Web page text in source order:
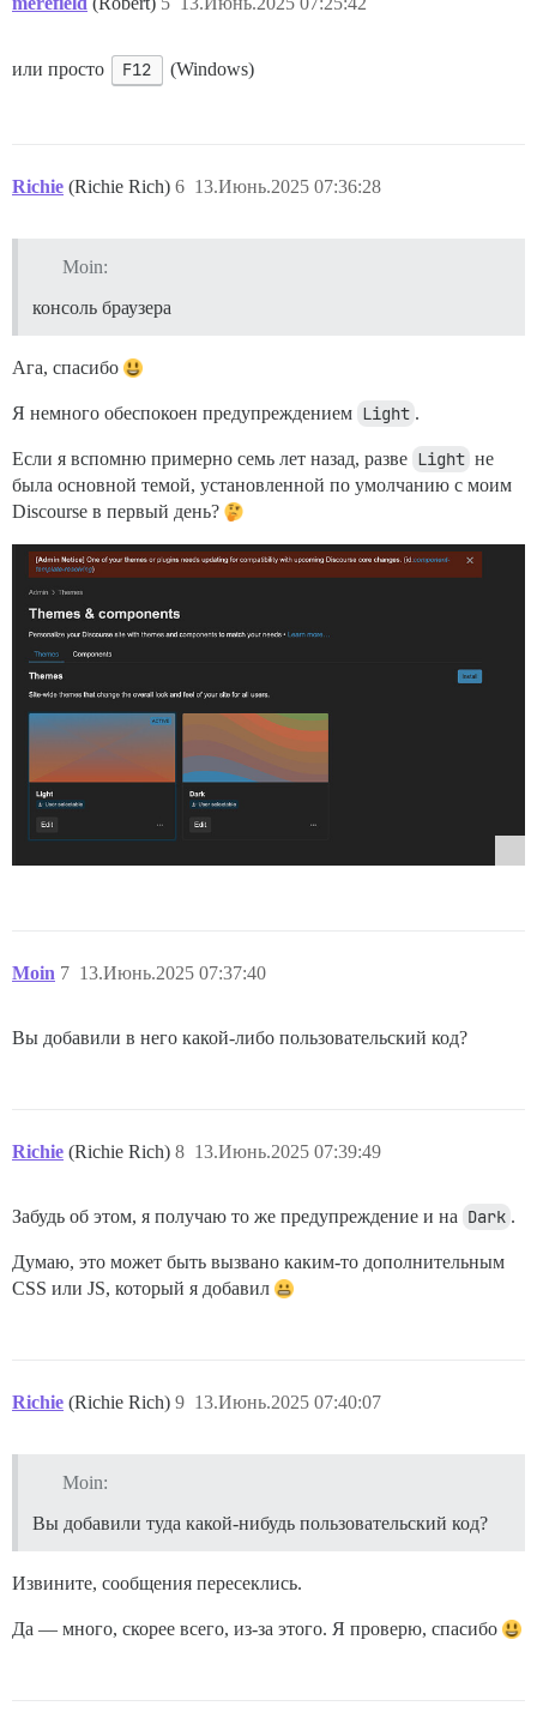
или просто F12 (Windows)
Richie (Richie Rich) 13.Июнь.2025 07:36:28
6
Moin:
консоль браузера
Ага, спасибо
Я немного обеспокоен предупреждением Light .
Если я вспомню примерно семь лет назад, разве Light не
была основной темой, установленной по умолчанию с моим
Discourse в первый день?
Moin 13.Июнь.2025 07:37:40
7
Вы добавили в него какой-либо пользовательский код?
Richie (Richie Rich) 13.Июнь.2025 07:39:49
8
Забудь об этом, я получаю то же предупреждение и на Dark .
Думаю, это может быть вызвано каким-то дополнительным
CSS или JS, который я добавил
Richie (Richie Rich) 13.Июнь.2025 07:40:07
9
Moin:
Вы добавили туда какой-нибудь пользовательский код?
Извините, сообщения пересеклись.
Да — много, скорее всего, из-за этого. Я проверю, спасибо